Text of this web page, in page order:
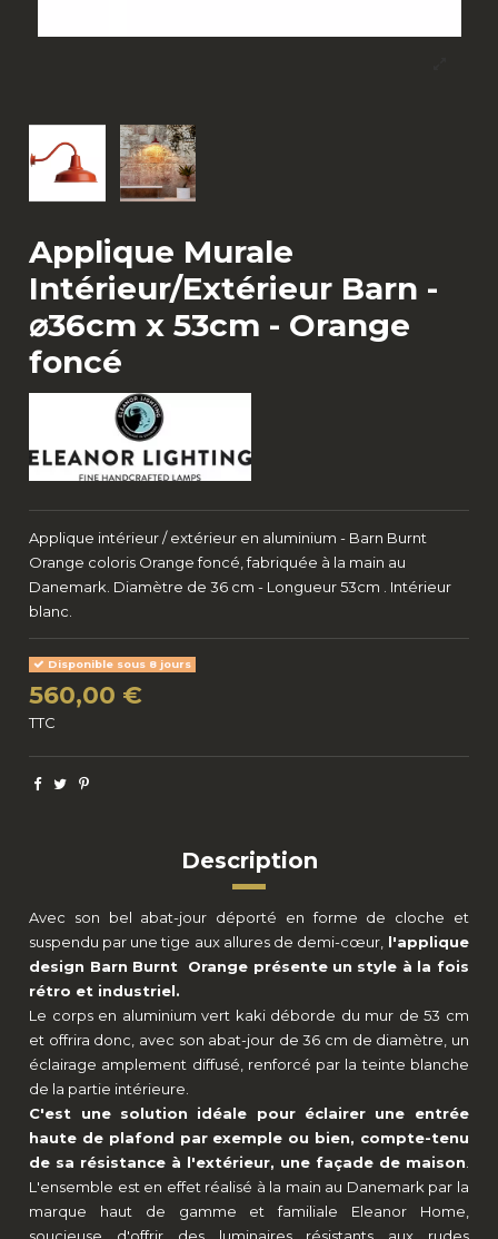
Applique Murale
Intérieur/Extérieur Barn -
⌀36cm x 53cm - Orange
foncé
Applique intérieur / extérieur en aluminium - Barn Burnt
Orange coloris Orange foncé, fabriquée à la main au
Danemark. Diamètre de 36 cm - Longueur 53cm . Intérieur
blanc.
Disponible sous 8 jours
560,00 €
TTC
Description
Avec son bel abat-jour déporté en forme de cloche et
suspendu par une tige aux allures de demi-cœur, l'applique
design Barn Burnt Orange présente un style à la fois
rétro et industriel.
Le corps en aluminium vert kaki déborde du mur de 53 cm
et offrira donc, avec son abat-jour de 36 cm de diamètre, un
éclairage amplement diffusé, renforcé par la teinte blanche
de la partie intérieure.
C'est une solution idéale pour éclairer une entrée
haute de plafond par exemple ou bien, compte-tenu
de sa résistance à l'extérieur, une façade de maison
L'ensemble est en effet réalisé à la main au Danemark par la
marque haut de gamme et familiale Eleanor Home,